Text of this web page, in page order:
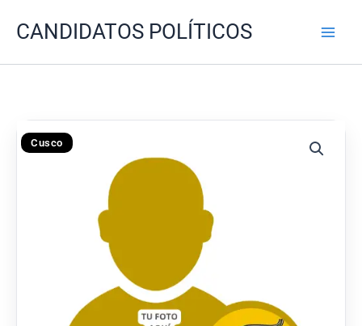
CANDIDATOS POLÍTICOS
Cusco